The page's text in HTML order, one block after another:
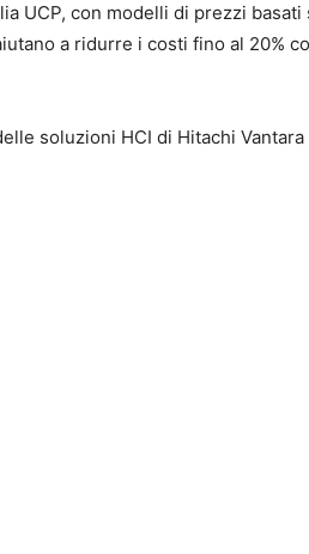
UCP, con modelli di prezzi basati
a ridurre i costi fino al 20%
soluzioni HCI di Hitachi